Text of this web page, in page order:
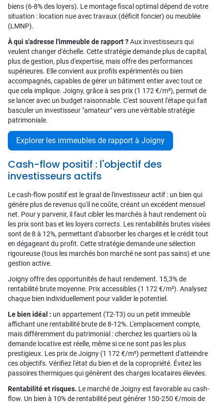
biens (6-8% des loyers). Le montage fiscal optimal dépend de votre
situation : location nue avec travaux (déficit foncier) ou meublée
(LMNP).
À qui s'adresse l'immeuble de rapport ?Aux investisseurs qui
veulent changer d'échelle. Cette stratégie demande plus de capital,
plus de gestion, plus d'expertise, mais offre des performances
supérieures. Elle convient aux profils expérimentés ou bien
accompagnés, capables de gérer un bâtiment entier avec tout ce
que cela implique. Joigny, grâce à ses prix (1 172 €/m²), permet de
se lancer avec un budget raisonnable. C'est souvent l'étape qui fait
basculer un investisseur "amateur" vers une véritable stratégie
patrimoniale.
Explorer les immeubles de rapport à Joigny
Cash-flow positif : l'objectif des
investisseurs actifs
Le cash-flow positif est le graal de l'investisseur actif : un bien qui
génère plus de revenus qu'il ne coûte, créant un excédent mensuel
net. Pour y parvenir, il faut cibler les marchés à haut rendement où
les prix sont bas et les loyers corrects. Les rentabilités brutes visées
sont de 8 à 12%, permettant d'absorber les charges et le crédit tout
en dégageant du profit. Cette stratégie demande une sélection
rigoureuse (tous les marchés bon marché ne sont pas sains) et une
gestion active.
Joigny offre des opportunités de haut rendement. 15,3% de
rentabilité brute moyenne. Prix accessibles (1 172 €/m²). Analysez
chaque bien individuellement pour valider le potentiel.
Le bien idéal : un appartement (T2-T3) ou un petit immeuble
affichant une rentabilité brute de 8-12%. L'emplacement compte,
mais différemment du patrimonial : cherchez les quartiers où la
demande locative est réelle, même si ce ne sont pas les plus
prestigieux. Les prix de Joigny (1 172 €/m²) permettent d'atteindre
ces objectifs. Vérifiez l'état du bien et de la copropriété. Évitez les
passoires thermiques qui génèrent des charges locataires élevées.
Rentabilité et risques. Le marché de Joigny est favorable au cash-
flow. Un bien à 10% de rentabilité peut générer 150-250 €/mois de